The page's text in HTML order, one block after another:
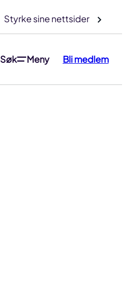
Styrke sine nettsider
Søk Meny Bli medlem